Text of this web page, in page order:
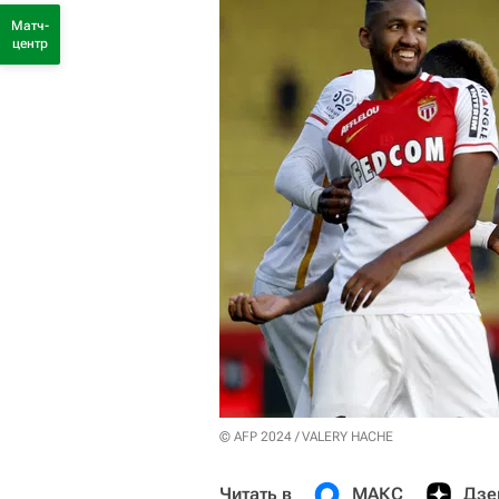
© AFP 2024 / VALERY HACHE
Читать в МАКС
Матч-
центр